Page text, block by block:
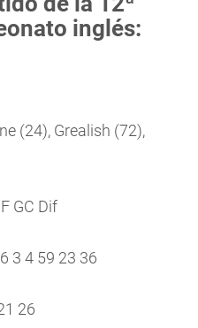
inglés:
(24), Grealish (72),
GC Dif
3 4 59 23 36
26